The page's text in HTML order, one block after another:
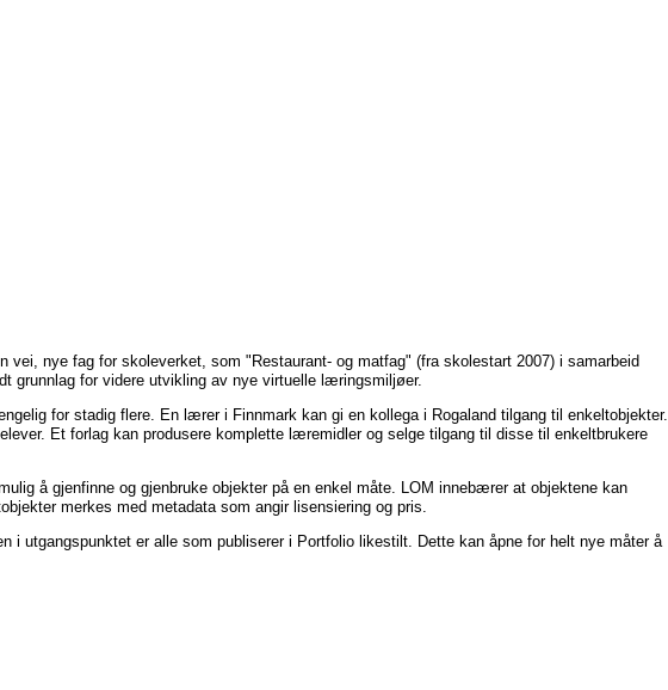
vei, nye fag for skoleverket, som "Restaurant- og matfag" (fra skolestart 2007) i samarbeid
grunnlag for videre utvikling av nye virtuelle læringsmiljøer.
for stadig flere. En lærer i Finnmark kan gi en kollega i Rogaland tilgang til enkeltobjekter.
Et forlag kan produsere komplette læremidler og selge tilgang til disse til enkeltbrukere
å gjenfinne og gjenbruke objekter på en enkel måte. LOM innebærer at objektene kan
merkes med metadata som angir lisensiering og pris.
utgangspunktet er alle som publiserer i Portfolio likestilt. Dette kan åpne for helt nye måter å